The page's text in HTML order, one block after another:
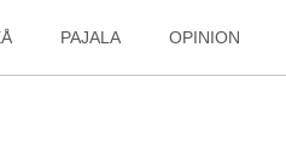
PAJALA OPINION